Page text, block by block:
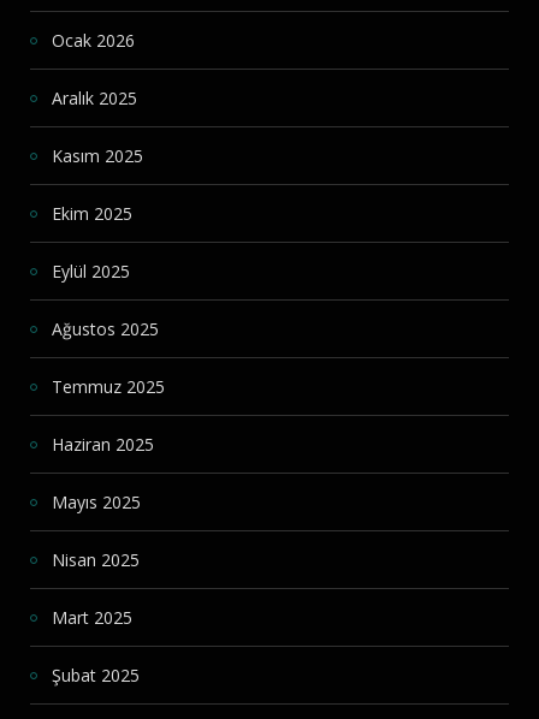
Ocak 2026
Aralık 2025
Kasım 2025
Ekim 2025
Eylül 2025
Ağustos 2025
Temmuz 2025
Haziran 2025
Mayıs 2025
Nisan 2025
Mart 2025
Şubat 2025